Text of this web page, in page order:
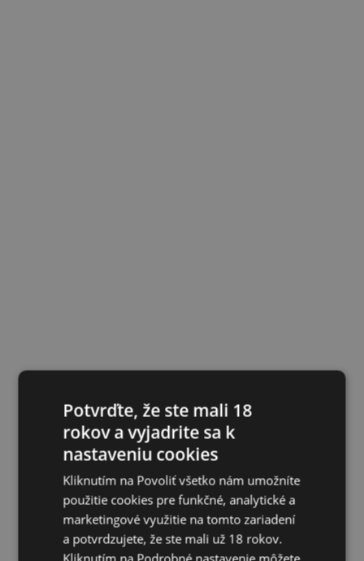
Potvrďte, že ste mali 18
rokov a vyjadrite sa k
nastaveniu cookies
Kliknutím na Povoliť všetko nám umožníte
použitie cookies pre funkčné, analytické a
marketingové využitie na tomto zariadení
a potvrdzujete, že ste mali už 18 rokov.